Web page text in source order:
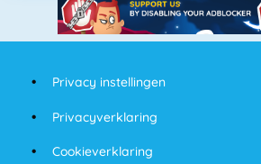
Privacy instellingen
Privacyverklaring
Cookieverklaring